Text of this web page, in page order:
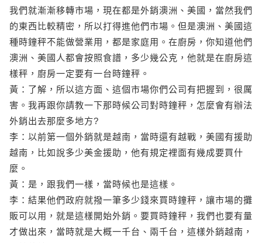
我們就漸漸移轉市場，現在都是外銷澳洲、美國，當然我們
的東西比較精密，所以打得進他們市場。但是澳洲、美國這
種時鐘秤不能做營業用，都是家庭用。在廚房，你知道他們
澳洲、美國人都會按照食譜，多少幾公克，他就是在廚房這
樣秤，廚房一定要有一台時鐘秤。
黃：了解，所以這方面、這個市場你們公司有把握到，很厲
害。我再跟你請教一下那時候公司對時鐘秤，怎麼會有辦法
外銷出去那麼多地方?
李：以前第一個外銷就是越南，當時還有越戰，美國有援助
越南，比如說多少美金援助，他有規定裡面有幾成要買什
麼。
黃：是，跟我們一樣，當時候也是這樣。
李：結果他們政府就撥一筆多少錢來買時鐘秤，讓市場的攤
販可以用，就是這樣開始外銷。要買時鐘秤，我們也要有量
才做出來，當時就是大概一千台、兩千台，這樣外銷越南，